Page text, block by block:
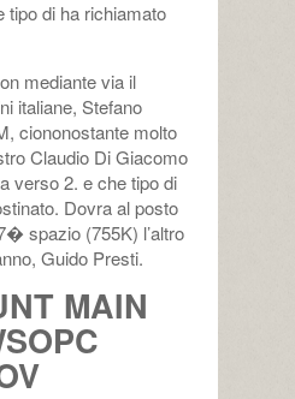
tipo di ha richiamato
mediante via il
italiane, Stefano
ciononostante molto
Claudio Di Giacomo
verso 2. e che tipo di
Dovra al posto
spazio (755K) l’altro
Guido Presti.
MAIN